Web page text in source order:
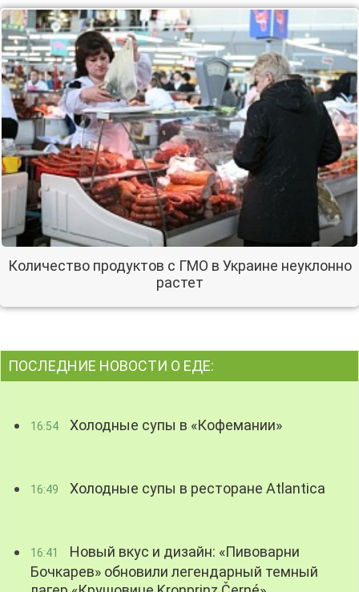
Количество продуктов с ГМО в Украине неуклонно
растет
ПОСЛЕДНИЕ НОВОСТИ О ЕДЕ:
16:54 Холодные супы в «Кофемании»
16:49 Холодные супы в ресторане Atlantica
16:41
Новый вкус и дизайн: «Пивоварни
Бочкарев» обновили легендарный темный